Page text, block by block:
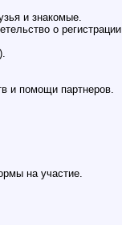
и знакомые.
о регистрации
и помощи партнеров.
на участие.